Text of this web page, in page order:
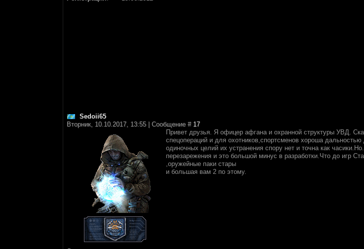
Sedoii65
Вторник, 10.10.2017, 13:55 | Сообщение # 17
Привет друзья. Я офицер афгана и охранной структуры УВД.
спецопераций и для охотников,спортсменов хороша
одиночных целий их устранения спору нет и точна как
перезарежения и это большой минус в разработки.Что до игр
,оружейные паки стары
и большая вам 2 по этому.